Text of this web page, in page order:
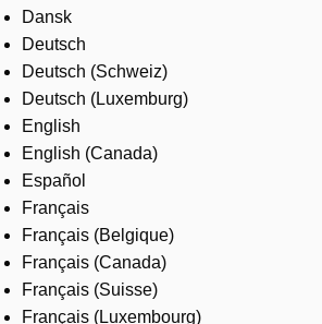
Dansk
Deutsch
Deutsch (Schweiz)
Deutsch (Luxemburg)
English
English (Canada)
Español
Français
Français (Belgique)
Français (Canada)
Français (Suisse)
Français (Luxembourg)